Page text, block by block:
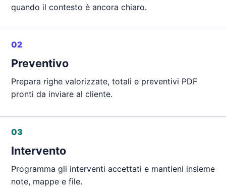
quando il contesto è ancora chiaro.
02
Preventivo
Prepara righe valorizzate, totali e preventivi PDF
pronti da inviare al cliente.
03
Intervento
Programma gli interventi accettati e mantieni insieme
note, mappe e file.